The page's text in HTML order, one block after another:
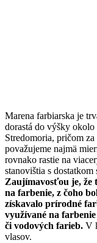
Marena farbiarska je
dorastá do výšky
Stredomoria, pričom
považujeme najmä
rovnako rastie na
stanovištia s
Zaujímavosťou je, že
na farbenie, z čoho
získavalo prírodné
využívané na
či vodových farieb. V
vlasov.